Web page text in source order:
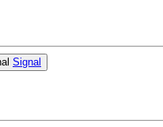
Signal